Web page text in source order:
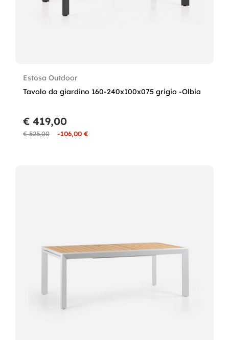
Estosa Outdoor
Tavolo da giardino 160-240x100x075 grigio -Olbia
€ 525,00 -106,00 €
€ 419,00